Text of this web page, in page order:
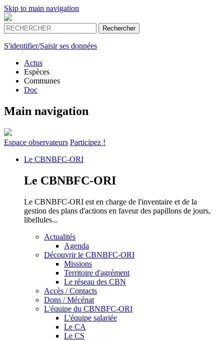
Skip to main navigation
S'identifier/Saisir ses données
Actus
Espèces
Communes
Doc
Main navigation
Espace observateurs Participez !
Le CBNBFC-ORI
Le CBNBFC-ORI
Le CBNBFC-ORI est en charge de l'inventaire et de la
gestion des plans d'actions en faveur des papillons de jours,
libellules...
Actualités
Agenda
Découvrir le CBNBFC-ORI
Missions
Territoire d'agrément
Le réseau des CBN
Accès / Contacts
Dons / Mécénat
L'équipe du CBNBFC-ORI
L'équipe salariée
Le CA
Le CS